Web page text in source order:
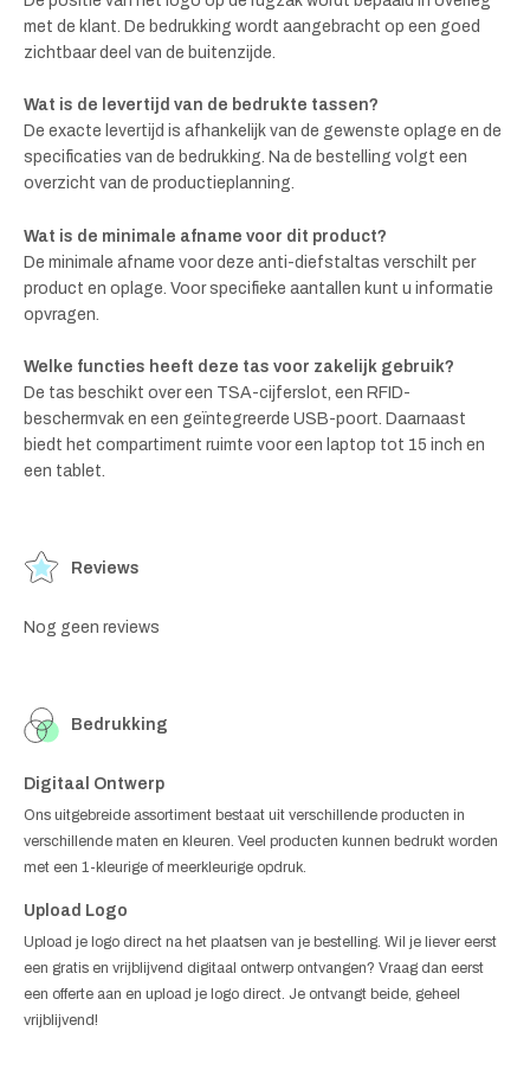
met de klant. De bedrukking wordt aangebracht op een goed
zichtbaar deel van de buitenzijde.
Wat is de levertijd van de bedrukte tassen?
De exacte levertijd is afhankelijk van de gewenste oplage en de
specificaties van de bedrukking. Na de bestelling volgt een
overzicht van de productieplanning.
Wat is de minimale afname voor dit product?
De minimale afname voor deze anti-diefstaltas verschilt per
product en oplage. Voor specifieke aantallen kunt u informatie
opvragen.
Welke functies heeft deze tas voor zakelijk gebruik?
De tas beschikt over een TSA-cijferslot, een RFID-
beschermvak en een geïntegreerde USB-poort. Daarnaast
biedt het compartiment ruimte voor een laptop tot 15 inch en
een tablet.
Reviews
Nog geen reviews
Bedrukking
Digitaal Ontwerp
Ons uitgebreide assortiment bestaat uit verschillende producten in
verschillende maten en kleuren. Veel producten kunnen bedrukt worden
met een 1-kleurige of meerkleurige opdruk.
Upload Logo
Upload je logo direct na het plaatsen van je bestelling. Wil je liever eerst
een gratis en vrijblijvend digitaal ontwerp ontvangen? Vraag dan eerst
een offerte aan en upload je logo direct. Je ontvangt beide, geheel
vrijblijvend!